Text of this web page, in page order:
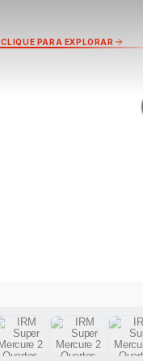
CLIQUE PARA EXPLORAR